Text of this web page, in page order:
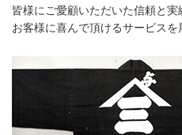
皆様にご愛顧いただいた信頼と
お客様に喜んで頂けるサービスを